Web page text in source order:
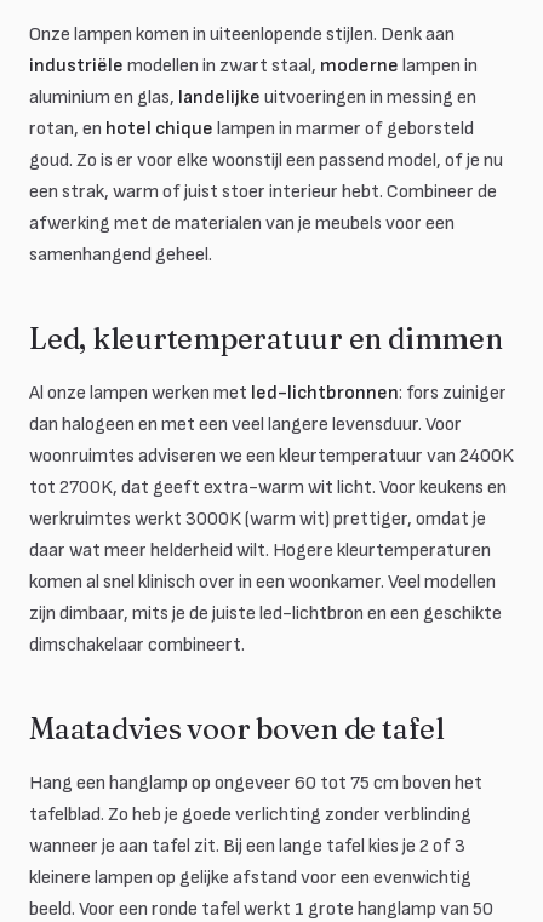
Onze lampen komen in uiteenlopende stijlen. Denk aan
industriële modellen in zwart staal, moderne lampen in
aluminium en glas, landelijke uitvoeringen in messing en
rotan, en hotel chique lampen in marmer of geborsteld
goud. Zo is er voor elke woonstijl een passend model, of je nu
een strak, warm of juist stoer interieur hebt. Combineer de
afwerking met de materialen van je meubels voor een
samenhangend geheel.
Led, kleurtemperatuur en dimmen
Al onze lampen werken met led-lichtbronnen: fors zuiniger
dan halogeen en met een veel langere levensduur. Voor
woonruimtes adviseren we een kleurtemperatuur van 2400K
tot 2700K, dat geeft extra-warm wit licht. Voor keukens en
werkruimtes werkt 3000K (warm wit) prettiger, omdat je
daar wat meer helderheid wilt. Hogere kleurtemperaturen
komen al snel klinisch over in een woonkamer. Veel modellen
zijn dimbaar, mits je de juiste led-lichtbron en een geschikte
dimschakelaar combineert.
Maatadvies voor boven de tafel
Hang een hanglamp op ongeveer 60 tot 75 cm boven het
tafelblad. Zo heb je goede verlichting zonder verblinding
wanneer je aan tafel zit. Bij een lange tafel kies je 2 of 3
kleinere lampen op gelijke afstand voor een evenwichtig
beeld. Voor een ronde tafel werkt 1 grote hanglamp van 50